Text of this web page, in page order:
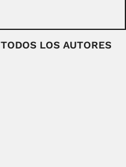
TODOS LOS AUTORES